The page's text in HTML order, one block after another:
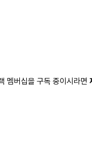
멤버십을 구독 중이시라면